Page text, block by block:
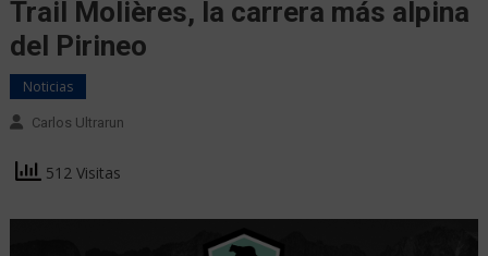
Trail Molières, la carrera más alpina
del Pirineo
Noticias
Carlos Ultrarun
512 Visitas